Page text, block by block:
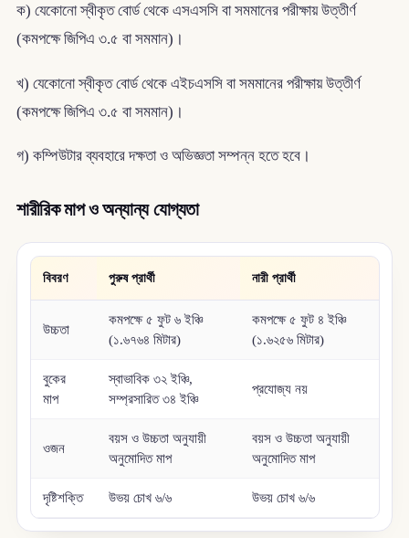
ক) যেকোনো স্বীকৃত বোর্ড থেকে এসএসসি বা সমমানের পরীক্ষায় উত্তীর্ণ
(কমপক্ষে জিপিএ ৩.৫ বা সমমান)।
খ) যেকোনো স্বীকৃত বোর্ড থেকে এইচএসসি বা সমমানের পরীক্ষায় উত্তীর্ণ
(কমপক্ষে জিপিএ ৩.৫ বা সমমান)।
গ) কম্পিউটার ব্যবহারে দক্ষতা ও অভিজ্ঞতা সম্পন্ন হতে হবে।
শারীরিক মাপ ও অন্যান্য যোগ্যতা
বিবরণ পুরুষ প্রার্থী নারী প্রার্থী
উচ্চতা
কমপক্ষে ৫ ফুট ৬ ইঞ্চি
(১.৬৭৬৪ মিটার)
কমপক্ষে ৫ ফুট ৪ ইঞ্চি
(১.৬২৫৬ মিটার)
বুকের
মাপ
স্বাভাবিক ৩২ ইঞ্চি,
সম্প্রসারিত ৩৪ ইঞ্চি
প্রযোজ্য নয়
ওজন
বয়স ও উচ্চতা অনুযায়ী
অনুমোদিত মাপ
বয়স ও উচ্চতা অনুযায়ী
অনুমোদিত মাপ
দৃষ্টিশক্তি উভয় চোখ ৬/৬ উভয় চোখ ৬/৬